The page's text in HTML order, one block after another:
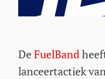
DeFuelBand
lanceertactiek